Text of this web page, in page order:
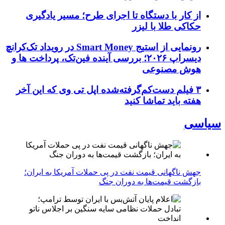
از کار با دستگاه تا اجرای طرح؛ مسیر یادگیری
حکاکی طلا با لیزر
رونمایی از استیج Smart Money در رویداد تک‌کرانچ
دیسراپ ۲۰۲۶؛ بررسی آینده فین‌تک، پرداخت‌ ها و
هوش مصنوعی
۳ فیلم دست‌کم‌گرفته‌شده اپل تی وی که این آخر
هفته باید تماشا کنید
سیاسی
جهش ناگهانی قیمت نفت در پی حملات آمریکا به ایران؛
بازگشت قیمت‌ها به دوران جنگ